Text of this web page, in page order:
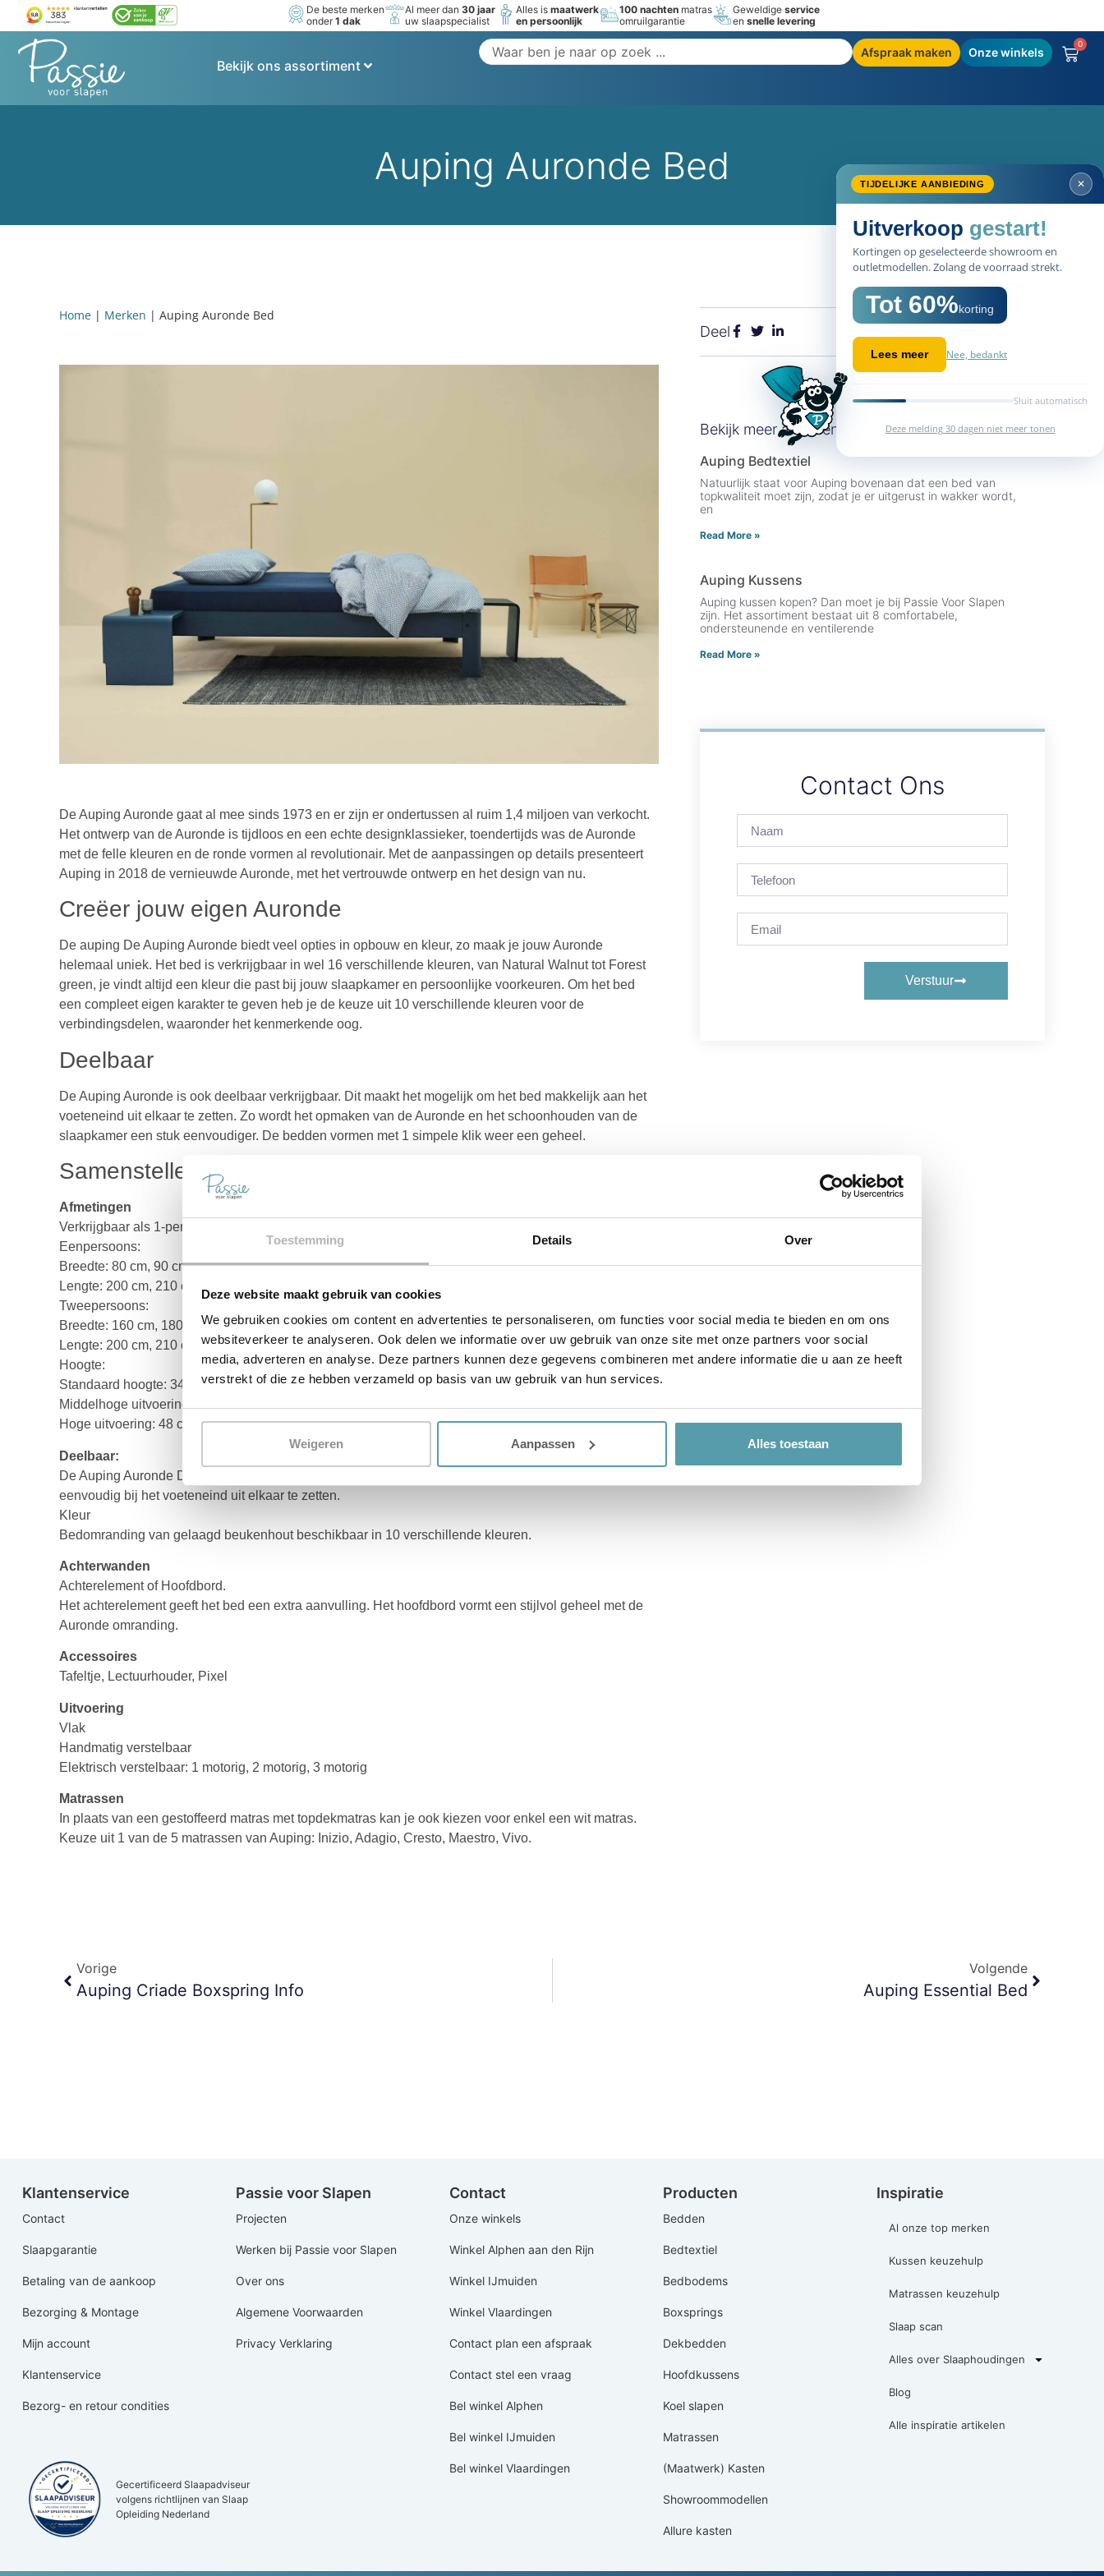
Toestemming Details Over
Deze website maakt gebruik van cookies
We gebruiken cookies om content en advertenties te personaliseren, om functies voor social media te bieden en om ons
websiteverkeer te analyseren. Ook delen we informatie over uw gebruik van onze site met onze partners voor social
media, adverteren en analyse. Deze partners kunnen deze gegevens combineren met andere informatie die u aan ze heeft
verstrekt of die ze hebben verzameld op basis van uw gebruik van hun services.
Weigeren Aanpassen Alles toestaan
De beste merken
onder1 dak
Al meer dan30 jaar
uw slaapspecialist
Alles ismaatwerk
en persoonlijk
100 nachten matras
omruilgarantie
Geweldigeservice
ensnelle levering
Bekijk ons assortiment
Afspraak maken Onze winkels
0
TIJDELIJKE AANBIEDING ✕
Uitverkoop gestart!
Kortingen op geselecteerde showroom en
outletmodellen. Zolang de voorraad strekt.
Tot 60%korting
Lees meer Nee, bedankt
Sluit automatisch
Deze melding 30 dagen niet meer tonen
Auping Auronde Bed
Home | Merken | Auping Auronde Bed
De Auping Auronde gaat al mee sinds 1973 en er zijn er ondertussen al ruim 1,4 miljoen van verkocht.
Het ontwerp van de Auronde is tijdloos en een echte designklassieker, toendertijds was de Auronde
met de felle kleuren en de ronde vormen al revolutionair. Met de aanpassingen op details presenteert
Auping in 2018 de vernieuwde Auronde, met het vertrouwde ontwerp en het design van nu.
Creëer jouw eigen Auronde
De auping De Auping Auronde biedt veel opties in opbouw en kleur, zo maak je jouw Auronde
helemaal uniek. Het bed is verkrijgbaar in wel 16 verschillende kleuren, van Natural Walnut tot Forest
green, je vindt altijd een kleur die past bij jouw slaapkamer en persoonlijke voorkeuren. Om het bed
een compleet eigen karakter te geven heb je de keuze uit 10 verschillende kleuren voor de
verbindingsdelen, waaronder het kenmerkende oog.
Deelbaar
De Auping Auronde is ook deelbaar verkrijgbaar. Dit maakt het mogelijk om het bed makkelijk aan het
voeteneind uit elkaar te zetten. Zo wordt het opmaken van de Auronde en het schoonhouden van de
slaapkamer een stuk eenvoudiger. De bedden vormen met 1 simpele klik weer een geheel.
Samenstellen
Afmetingen
Verkrijgbaar als 1-persoons en 2-persoons in de afmetingen:
Eenpersoons:
Breedte: 80 cm, 90 cm, 100 cm, 120 cm of 140 cm
Lengte: 200 cm, 210 cm of 220 cm
Tweepersoons:
Breedte: 160 cm, 180 cm of 200 cm
Lengte: 200 cm, 210 cm of 220 cm
Hoogte:
Standaard hoogte: 34,5 cm
Middelhoge uitvoering: 41,5 cm
Hoge uitvoering: 48 cm
Deelbaar:
De Auping Auronde Deelbaar is een complete Auronde met de mogelijkheid om het bed heel
eenvoudig bij het voeteneind uit elkaar te zetten.
Kleur
Bedomranding van gelaagd beukenhout beschikbaar in 10 verschillende kleuren.
Achterwanden
Achterelement of Hoofdbord.
Het achterelement geeft het bed een extra aanvulling. Het hoofdbord vormt een stijlvol geheel met de
Auronde omranding.
Accessoires
Tafeltje, Lectuurhouder, Pixel
Uitvoering
Vlak
Handmatig verstelbaar
Elektrisch verstelbaar: 1 motorig, 2 motorig, 3 motorig
Matrassen
In plaats van een gestoffeerd matras met topdekmatras kan je ook kiezen voor enkel een wit matras.
Keuze uit 1 van de 5 matrassen van Auping: Inizio, Adagio, Cresto, Maestro, Vivo.
Deel
Bekijk meer artikelen
Auping Bedtextiel
Natuurlijk staat voor Auping bovenaan dat een bed van
topkwaliteit moet zijn, zodat je er uitgerust in wakker wordt,
en
Read More »
Auping Kussens
Auping kussen kopen? Dan moet je bij Passie Voor Slapen
zijn. Het assortiment bestaat uit 8 comfortabele,
ondersteunende en ventilerende
Read More »
Contact Ons
Verstuur
Vorige
Auping Criade Boxspring Info
Volgende
Auping Essential Bed
Klantenservice
Contact
Slaapgarantie
Betaling van de aankoop
Bezorging & Montage
Mijn account
Klantenservice
Bezorg- en retour condities
Passie voor Slapen
Projecten
Werken bij Passie voor Slapen
Over ons
Algemene Voorwaarden
Privacy Verklaring
Contact
Onze winkels
Winkel Alphen aan den Rijn
Winkel IJmuiden
Winkel Vlaardingen
Contact plan een afspraak
Contact stel een vraag
Bel winkel Alphen
Bel winkel IJmuiden
Bel winkel Vlaardingen
Producten
Bedden
Bedtextiel
Bedbodems
Boxsprings
Dekbedden
Hoofdkussens
Koel slapen
Matrassen
(Maatwerk) Kasten
Showroommodellen
Allure kasten
Inspiratie
Al onze top merken
Kussen keuzehulp
Matrassen keuzehulp
Slaap scan
Alles over Slaaphoudingen
Blog
Alle inspiratie artikelen
Gecertificeerd Slaapadviseur
volgens richtlijnen van Slaap
Opleiding Nederland